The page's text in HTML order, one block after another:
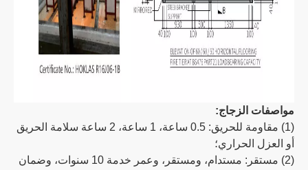
مواصفات الزجاج:
(1) مقاومة للحريق: 0.5 ساعة، 1 ساعة، 2 ساعة سلامة الحريق
أو العزل الحراري؛
(2) مستقر: مستدام، ومستقر، وعمر خدمة 10 سنوات، وضمان